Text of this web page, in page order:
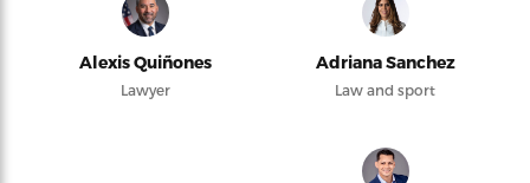
Alexis Quiñones
Lawyer
Adriana Sanchez
Law and sport